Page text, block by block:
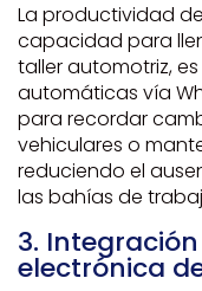
La productividad
capacidad para
taller automotriz,
automáticas vía
para recordar
vehiculares o
reduciendo el
las bahías de
3.
electrónica